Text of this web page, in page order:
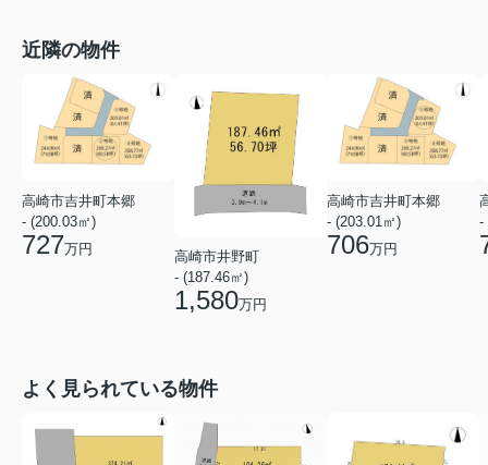
近隣の物件
高崎市吉井町本郷
- (200.03㎡)
727万円
高崎市井野町
- (187.46㎡)
1,580万円
高崎市吉井町本郷
- (203.01㎡)
706万円
-
よく見られている物件